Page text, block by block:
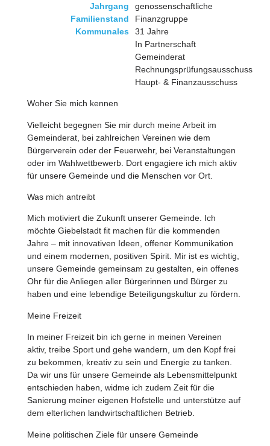
Jahrgang
Familienstand
Kommunales
genossenschaftliche
Finanzgruppe
31 Jahre
In Partnerschaft
Gemeinderat
Rechnungsprüfungsausschuss
Haupt- & Finanzausschuss
Woher Sie mich kennen
Vielleicht begegnen Sie mir durch meine Arbeit im
Gemeinderat, bei zahlreichen Vereinen wie dem
Bürgerverein oder der Feuerwehr, bei Veranstaltungen
oder im Wahlwettbewerb. Dort engagiere ich mich aktiv
für unsere Gemeinde und die Menschen vor Ort.
Was mich antreibt
Mich motiviert die Zukunft unserer Gemeinde. Ich
möchte Giebelstadt fit machen für die kommenden
Jahre – mit innovativen Ideen, offener Kommunikation
und einem modernen, positiven Spirit. Mir ist es wichtig,
unsere Gemeinde gemeinsam zu gestalten, ein offenes
Ohr für die Anliegen aller Bürgerinnen und Bürger zu
haben und eine lebendige Beteiligungskultur zu fördern.
Meine Freizeit
In meiner Freizeit bin ich gerne in meinen Vereinen
aktiv, treibe Sport und gehe wandern, um den Kopf frei
zu bekommen, kreativ zu sein und Energie zu tanken.
Da wir uns für unsere Gemeinde als Lebensmittelpunkt
entschieden haben, widme ich zudem Zeit für die
Sanierung meiner eigenen Hofstelle und unterstütze auf
dem elterlichen landwirtschaftlichen Betrieb.
Meine politischen Ziele für unsere Gemeinde